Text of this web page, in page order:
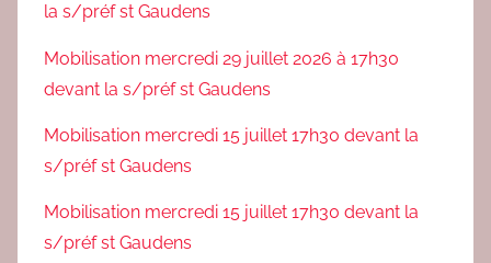
la s/préf st Gaudens
Mobilisation mercredi 29 juillet 2026 à 17h30
devant la s/préf st Gaudens
Mobilisation mercredi 15 juillet 17h30 devant la
s/préf st Gaudens
Mobilisation mercredi 15 juillet 17h30 devant la
s/préf st Gaudens